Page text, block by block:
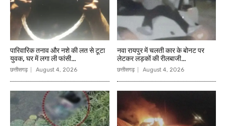
पारिवारिक तनाव और नशे की लत से टूटा
युवक, घर में लगा ली फांसी…
छत्तीसगढ़ August 4, 2026
नवा रायपुर में चलती कार के बोनट पर
लेटकर लड़कों की रीलबाजी…
छत्तीसगढ़ August 4, 2026